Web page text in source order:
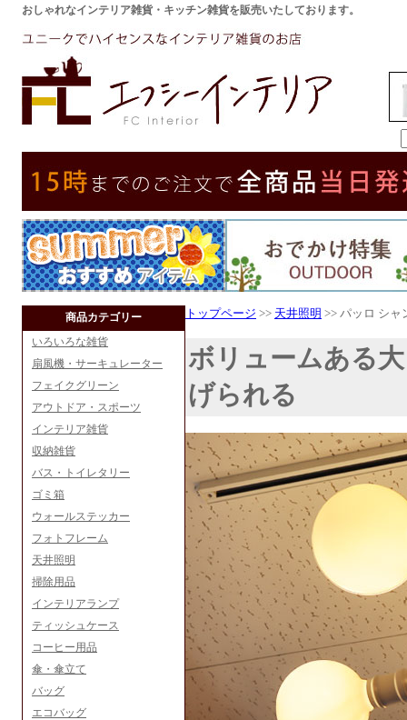
おしゃれなインテリア雑貨・キッチン雑貨を販売いたしております。
商品カテゴリー
いろいろな雑貨
扇風機・サーキュレーター
フェイクグリーン
アウトドア・スポーツ
インテリア雑貨
収納雑貨
バス・トイレタリー
ゴミ箱
ウォールステッカー
フォトフレーム
天井照明
掃除用品
インテリアランプ
ティッシュケース
コーヒー用品
傘・傘立て
バッグ
エコバッグ
トップページ >> 天井照明 >> パッロ シャ
ボリュームある
げられる